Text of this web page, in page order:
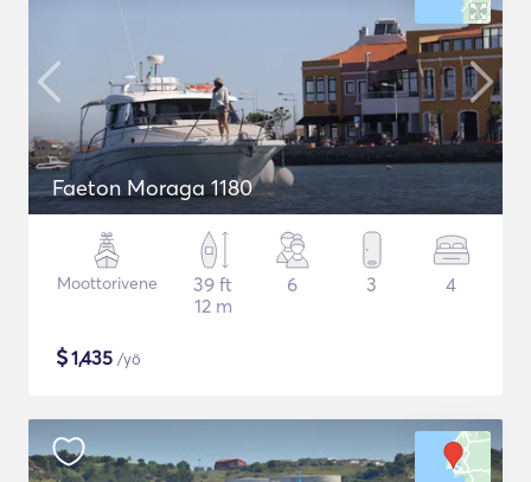
Faeton Moraga 1180
Moottorivene
39 ft
12 m
6 3 4
$1,435 /yö